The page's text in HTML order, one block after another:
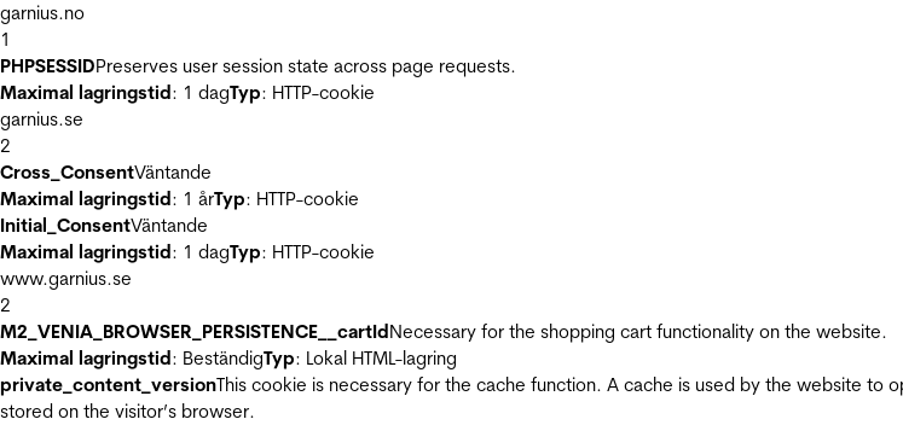
garnius.no
1
PHPSESSIDPreserves user session state across page requests.
Maximal lagringstid: 1 dagTyp: HTTP-cookie
garnius.se
2
Cross_ConsentVäntande
Maximal lagringstid: 1 årTyp: HTTP-cookie
Initial_ConsentVäntande
Maximal lagringstid: 1 dagTyp: HTTP-cookie
www.garnius.se
2
M2_VENIA_BROWSER_PERSISTENCE__cartIdNecessary for the shopping cart functionality on the website.
Maximal lagringstid: BeständigTyp: Lokal HTML-lagring
private_content_versionThis cookie is necessary for the cache function. A cache is used by the website
stored on the visitor’s browser.